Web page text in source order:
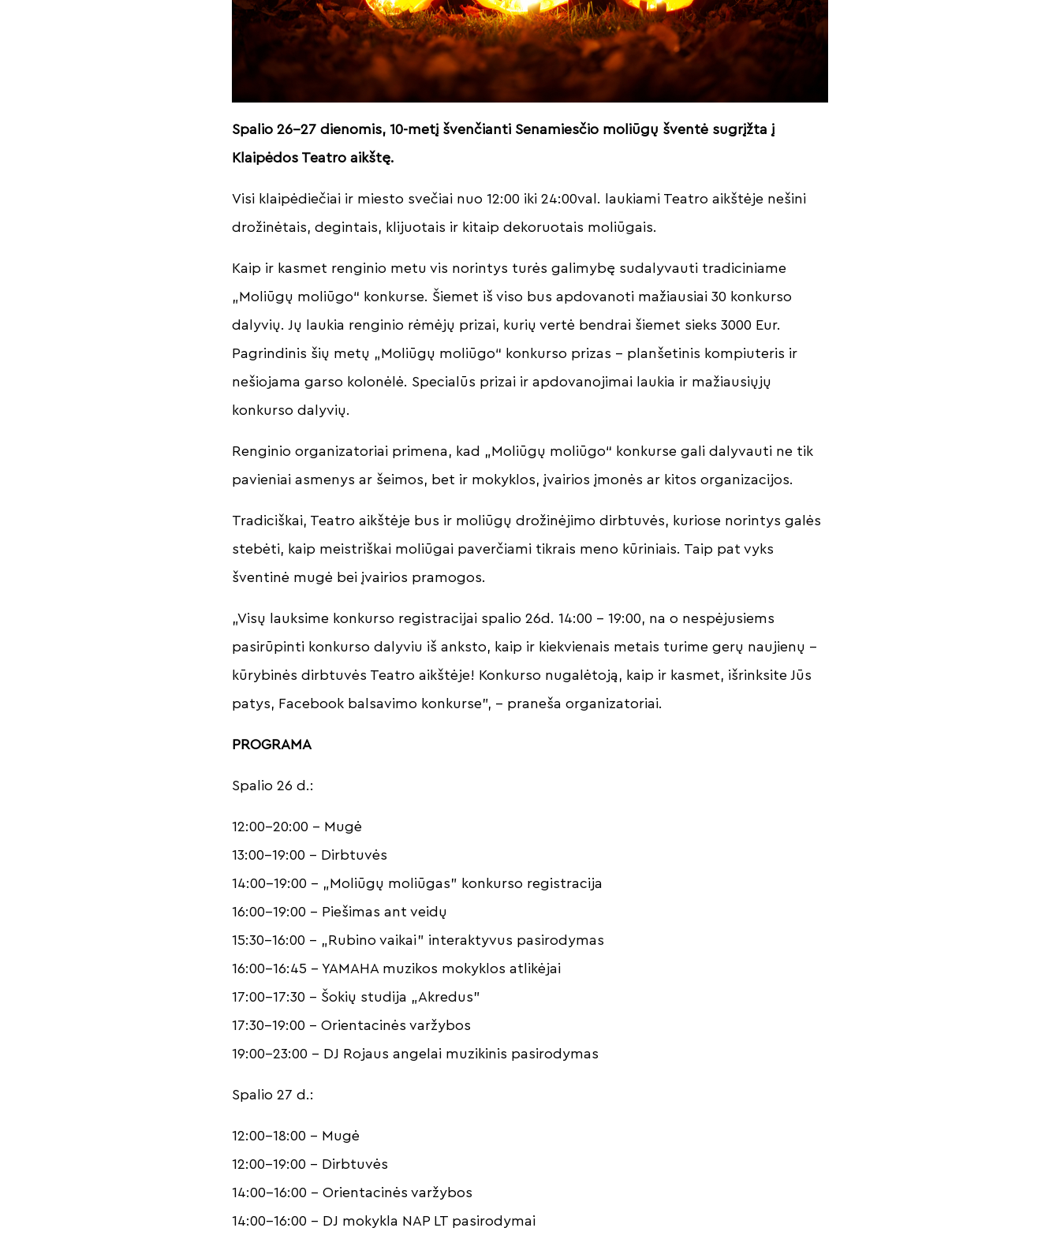
Spalio 26-27 dienomis, 10-metį švenčianti Senamiesčio moliūgų šventė sugrįžta į
Klaipėdos Teatro aikštę.
Visi klaipėdiečiai ir miesto svečiai nuo 12:00 iki 24:00val. laukiami Teatro aikštėje nešini
drožinėtais, degintais, klijuotais ir kitaip dekoruotais moliūgais.
Kaip ir kasmet renginio metu vis norintys turės galimybę sudalyvauti tradiciniame
„Moliūgų moliūgo“ konkurse. Šiemet iš viso bus apdovanoti mažiausiai 30 konkurso
dalyvių. Jų laukia renginio rėmėjų prizai, kurių vertė bendrai šiemet sieks 3000 Eur.
Pagrindinis šių metų „Moliūgų moliūgo“ konkurso prizas – planšetinis kompiuteris ir
nešiojama garso kolonėlė. Specialūs prizai ir apdovanojimai laukia ir mažiausiųjų
konkurso dalyvių.
Renginio organizatoriai primena, kad „Moliūgų moliūgo“ konkurse gali dalyvauti ne tik
pavieniai asmenys ar šeimos, bet ir mokyklos, įvairios įmonės ar kitos organizacijos.
Tradiciškai, Teatro aikštėje bus ir moliūgų drožinėjimo dirbtuvės, kuriose norintys galės
stebėti, kaip meistriškai moliūgai paverčiami tikrais meno kūriniais. Taip pat vyks
šventinė mugė bei įvairios pramogos.
„Visų lauksime konkurso registracijai spalio 26d. 14:00 – 19:00, na o nespėjusiems
pasirūpinti konkurso dalyviu iš anksto, kaip ir kiekvienais metais turime gerų naujienų –
kūrybinės dirbtuvės Teatro aikštėje! Konkurso nugalėtoją, kaip ir kasmet, išrinksite Jūs
patys, Facebook balsavimo konkurse”, – praneša organizatoriai.
PROGRAMA
Spalio 26 d.:
12:00-20:00 – Mugė
13:00-19:00 – Dirbtuvės
14:00-19:00 – „Moliūgų moliūgas” konkurso registracija
16:00-19:00 – Piešimas ant veidų
15:30-16:00 – „Rubino vaikai” interaktyvus pasirodymas
16:00-16:45 – YAMAHA muzikos mokyklos atlikėjai
17:00-17:30 – Šokių studija „Akredus”
17:30-19:00 – Orientacinės varžybos
19:00-23:00 – DJ Rojaus angelai muzikinis pasirodymas
Spalio 27 d.:
12:00-18:00 – Mugė
12:00-19:00 – Dirbtuvės
14:00-16:00 – Orientacinės varžybos
14:00-16:00 – DJ mokykla NAP LT pasirodymai